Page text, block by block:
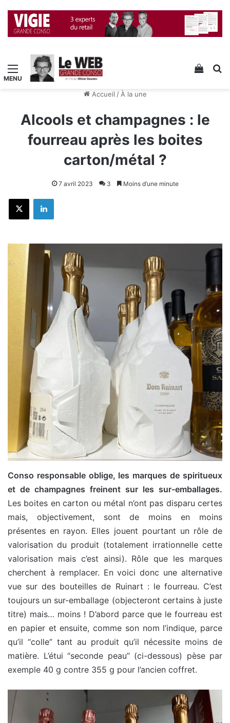
Menu Voir
Accueil / À la une
Alcools et champagnes : le
fourreau après les boites
carton/métal ?
7 avril 2023 3 Moins d’une minute
X Linkedin
Conso responsable oblige, les marques de spiritueux
et de champagnes freinent sur les sur-emballages.
Les boites en carton ou métal n’ont pas disparu certes
mais, objectivement, sont de moins en moins
présentes en rayon. Elles jouent pourtant un rôle de
valorisation du produit (totalement irrationnelle cette
valorisation mais c’est ainsi). Rôle que les marques
cherchent à remplacer. En voici donc une alternative
vue sur des bouteilles de Ruinart : le fourreau. C’est
toujours un sur-emballage (objecteront certains à juste
titre) mais… moins ! D’abord parce que le fourreau est
en papier et ensuite, comme son nom l’indique, parce
qu’il “colle” tant au produit qu’il nécessite moins de
matière. L’étui “seconde peau” (ci-dessous) pèse par
exemple 40 g contre 355 g pour l’ancien coffret.